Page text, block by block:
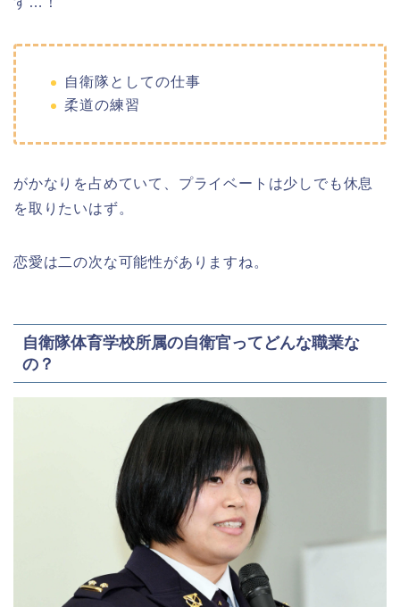
自衛隊としての仕事
柔道の練習
がかなりを占めていて、プライベートは少しでも休息
を取りたいはず。
恋愛は二の次な可能性がありますね。
自衛隊体育学校所属の自衛官ってどんな職業な
の？